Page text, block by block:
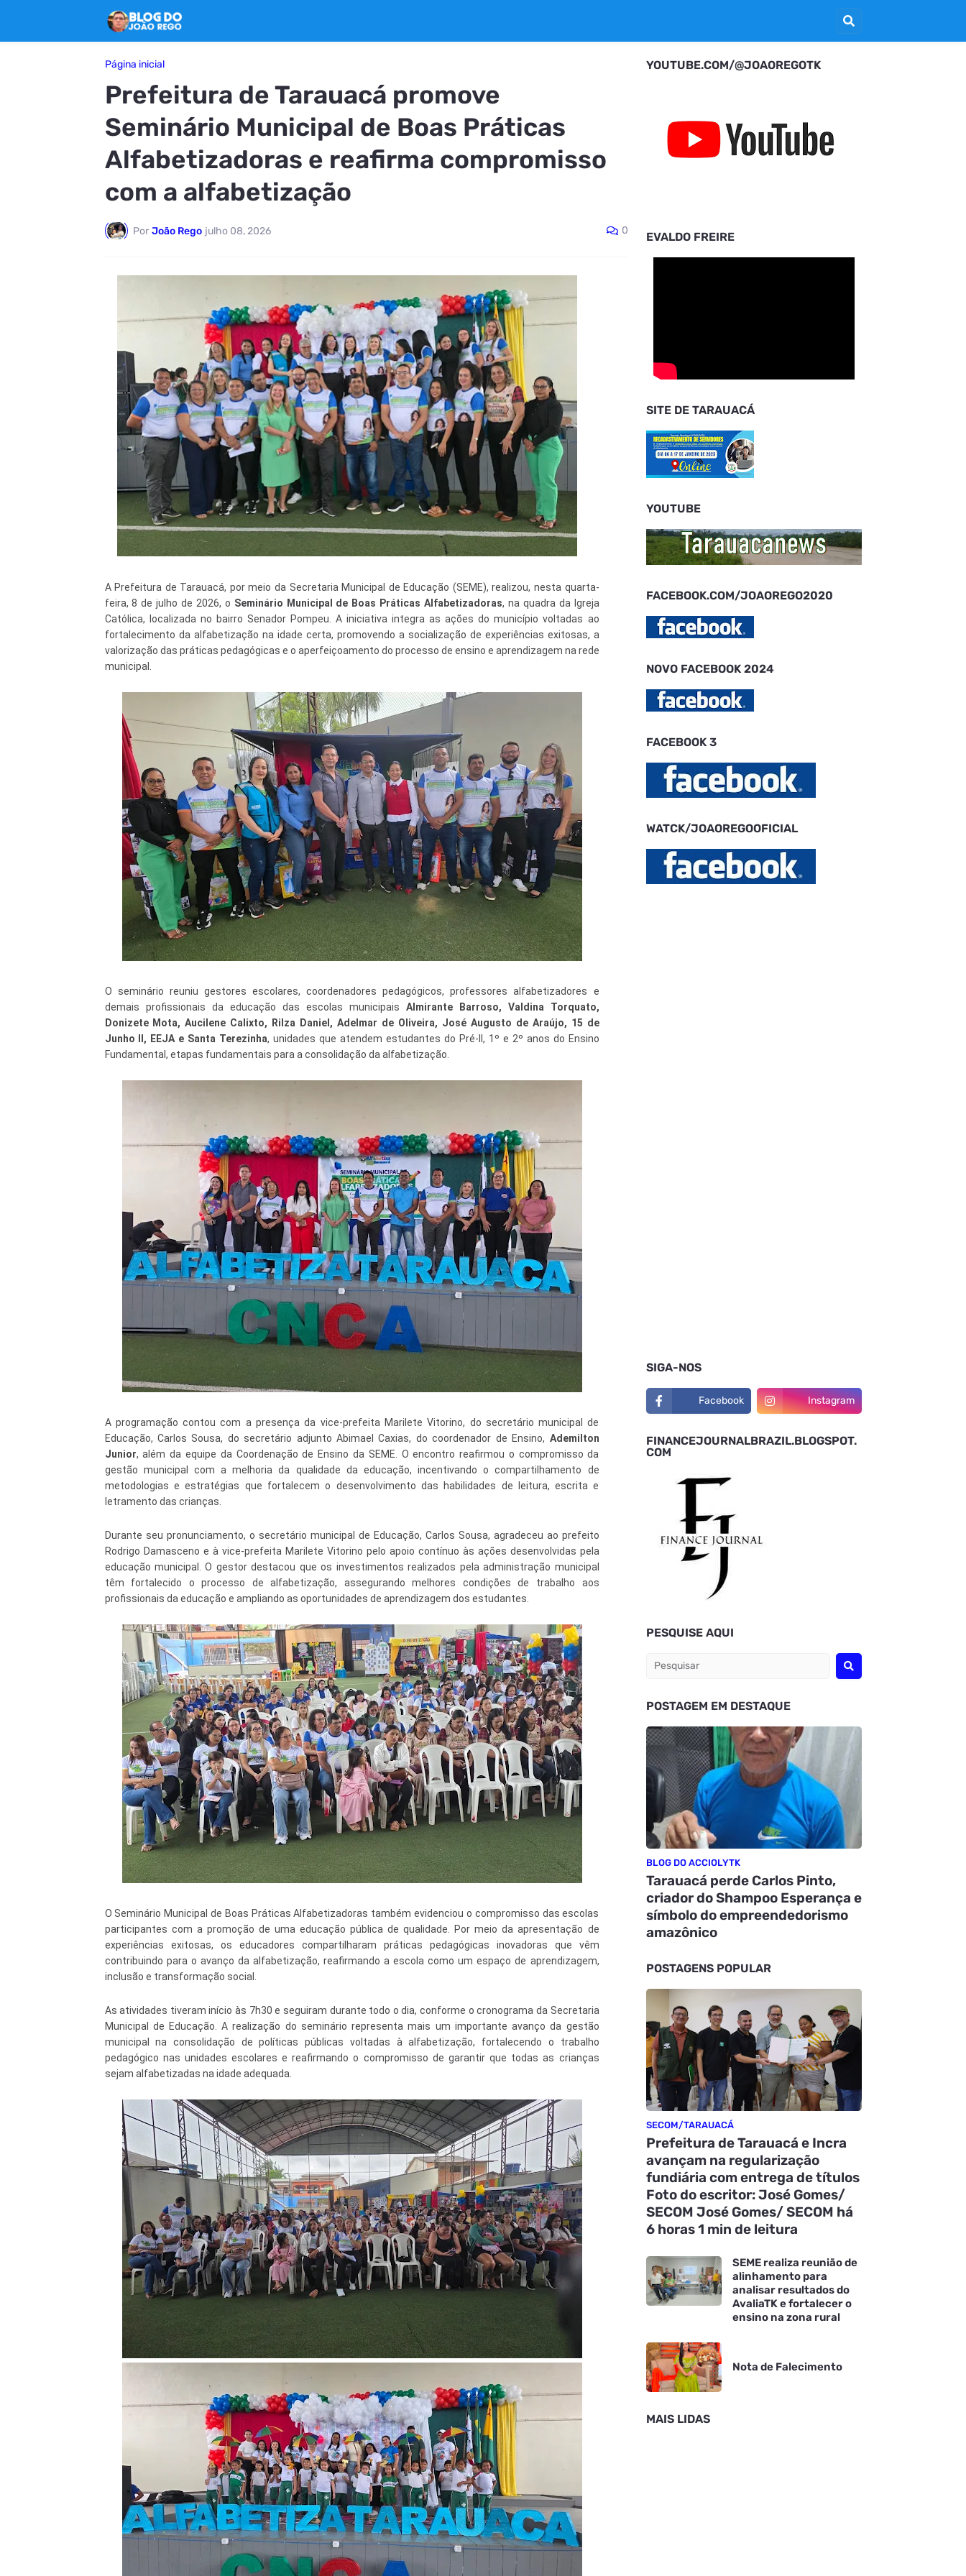
Página inicial
Prefeitura de Tarauacá promove
Seminário Municipal de Boas Práticas
Alfabetizadoras e reafirma compromisso
com a alfabetização
Por João Rego julho 08, 2026 0
A Prefeitura de Tarauacá, por meio da Secretaria Municipal de Educação (SEME), realizou, nesta quarta-
feira, 8 de julho de 2026, o Seminário Municipal de Boas Práticas Alfabetizadoras, na quadra da Igreja
Católica, localizada no bairro Senador Pompeu. A iniciativa integra as ações do município voltadas ao
fortalecimento da alfabetização na idade certa, promovendo a socialização de experiências exitosas, a
valorização das práticas pedagógicas e o aperfeiçoamento do processo de ensino e aprendizagem na rede
municipal.
O seminário reuniu gestores escolares, coordenadores pedagógicos, professores alfabetizadores e
demais profissionais da educação das escolas municipais Almirante Barroso, Valdina Torquato,
Donizete Mota, Aucilene Calixto, Rilza Daniel, Adelmar de Oliveira, José Augusto de Araújo, 15 de
Junho II, EEJA e Santa Terezinha, unidades que atendem estudantes do Pré-II, 1º e 2º anos do Ensino
Fundamental, etapas fundamentais para a consolidação da alfabetização.
A programação contou com a presença da vice-prefeita Marilete Vitorino, do secretário municipal de
Educação, Carlos Sousa, do secretário adjunto Abimael Caxias, do coordenador de Ensino, Ademilton
Junior, além da equipe da Coordenação de Ensino da SEME. O encontro reafirmou o compromisso da
gestão municipal com a melhoria da qualidade da educação, incentivando o compartilhamento de
metodologias e estratégias que fortalecem o desenvolvimento das habilidades de leitura, escrita e
letramento das crianças.
Durante seu pronunciamento, o secretário municipal de Educação, Carlos Sousa, agradeceu ao prefeito
Rodrigo Damasceno e à vice-prefeita Marilete Vitorino pelo apoio contínuo às ações desenvolvidas pela
educação municipal. O gestor destacou que os investimentos realizados pela administração municipal
têm fortalecido o processo de alfabetização, assegurando melhores condições de trabalho aos
profissionais da educação e ampliando as oportunidades de aprendizagem dos estudantes.
O Seminário Municipal de Boas Práticas Alfabetizadoras também evidenciou o compromisso das escolas
participantes com a promoção de uma educação pública de qualidade. Por meio da apresentação de
experiências exitosas, os educadores compartilharam práticas pedagógicas inovadoras que vêm
contribuindo para o avanço da alfabetização, reafirmando a escola como um espaço de aprendizagem,
inclusão e transformação social.
As atividades tiveram início às 7h30 e seguiram durante todo o dia, conforme o cronograma da Secretaria
Municipal de Educação. A realização do seminário representa mais um importante avanço da gestão
municipal na consolidação de políticas públicas voltadas à alfabetização, fortalecendo o trabalho
pedagógico nas unidades escolares e reafirmando o compromisso de garantir que todas as crianças
sejam alfabetizadas na idade adequada.
YOUTUBE.COM/@JOAOREGOTK
EVALDO FREIRE
SITE DE TARAUACÁ
YOUTUBE
FACEBOOK.COM/JOAOREGO2020
NOVO FACEBOOK 2024
FACEBOOK 3
WATCK/JOAOREGOOFICIAL
SIGA-NOS
Facebook Instagram
FINANCEJOURNALBRAZIL.BLOGSPOT.
COM
PESQUISE AQUI
POSTAGEM EM DESTAQUE
BLOG DO ACCIOLYTK
Tarauacá perde Carlos Pinto,
criador do Shampoo Esperança e
símbolo do empreendedorismo
amazônico
POSTAGENS POPULAR
SECOM/TARAUACÁ
Prefeitura de Tarauacá e Incra
avançam na regularização
fundiária com entrega de títulos
Foto do escritor: José Gomes/
SECOM José Gomes/ SECOM há
6 horas 1 min de leitura
SEME realiza reunião de
alinhamento para
analisar resultados do
AvaliaTK e fortalecer o
ensino na zona rural
Nota de Falecimento
MAIS LIDAS